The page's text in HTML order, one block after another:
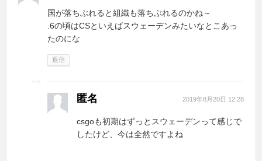
国が落ちぶれると組織も落ちぶれるのかね～
.6の頃はCSといえばスウェーデンみたいなとこあっ
たのにな
返信
匿名 2019年8月20日 12:28
csgoも初期はずっとスウェーデンって感じで
したけど、今は全然ですよね